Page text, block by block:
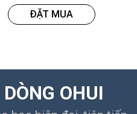
ĐẶT MUA
OHUI